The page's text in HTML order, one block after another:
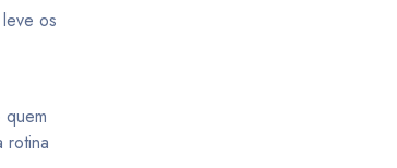
os
rotina